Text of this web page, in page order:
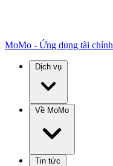
MoMo - Ứng dụng tài chính
Dịch vụ
Về MoMo
Tin tức